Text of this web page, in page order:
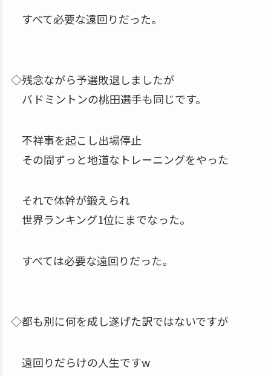
すべて必要な遠回りだった。
◇残念ながら予選敗退しましたが
バドミントンの桃田選手も同じです。
不祥事を起こし出場停止
その間ずっと地道なトレーニングをやった
それで体幹が鍛えられ
世界ランキング1位にまでなった。
すべては必要な遠回りだった。
◇都も別に何を成し遂げた訳ではないですが
遠回りだらけの人生ですw